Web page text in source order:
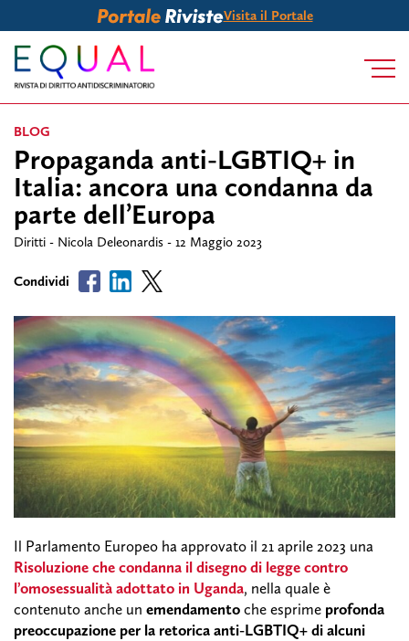
Visita il Portale
BLOG
Propaganda anti-LGBTIQ+ in
Italia: ancora una condanna da
parte dell’Europa
Diritti - Nicola Deleonardis - 12 Maggio 2023
Il Parlamento Europeo ha approvato il 21 aprile 2023 una
Risoluzione che condanna il disegno di legge contro
l’omosessualità adottato in Uganda, nella quale è
contenuto anche un emendamento che esprime profonda
preoccupazione per la retorica anti-LGBTIQ+ di alcuni